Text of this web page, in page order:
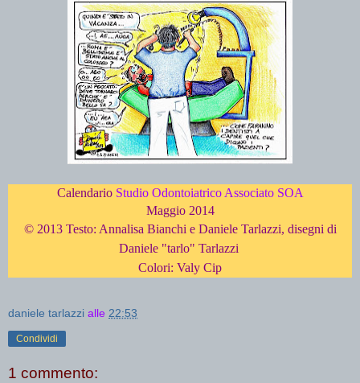
CalendarioStudio Odontoiatrico Associato SOA
Maggio 2014
© 2013 Testo: Annalisa Bianchi e Daniele Tarlazzi, disegni di
Daniele "tarlo" Tarlazzi
Colori: Valy Cip
daniele tarlazzi alle 22:53
Condividi
1 commento: